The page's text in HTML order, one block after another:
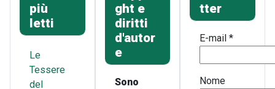
più
letti
Le
Tessere
del
ght e
diritti
d'autor
e
Sono
tter
E-mail*
Nome